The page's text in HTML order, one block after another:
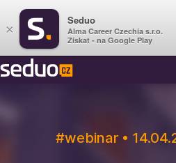
#webinar •
×
Seduo
Alma Career Czechia s.r.o.
Získat - na Google Play